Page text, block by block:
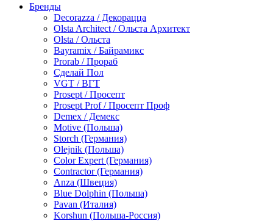
по металлу
антикорозийные
под декоративные штукатурки
для гипсокартона
под штукатурку
Герметик
акриловые
силиконовые универсальные, нейтральные
силиконовые санитарные (антигрибковые)
шовные для срубов
для кровли
для каминов
полиуретановые
Декоративные штукатурки и краски
краски для декора, патина
мокрый шелк
венецианские (эффект мрамора)
песок (эффект песчаных вихрей)
декоративная шпаклевка
Бренды
Decorazza / Декорацца
Olsta Architect / Ольста Архитект
Olsta / Ольста
Bayramix / Байрамикс
Prorab / Прораб
Сделай Пол
VGT / ВГТ
Prosept / Просепт
Prosept Prof / Просепт Проф
Demex / Демекс
Motive (Польша)
Storch (Германия)
Olejnik (Польша)
Color Expert (Германия)
Contractor (Германия)
Anza (Швеция)
Blue Dolphin (Польша)
Pavan (Италия)
Korshun (Польша-Россия)